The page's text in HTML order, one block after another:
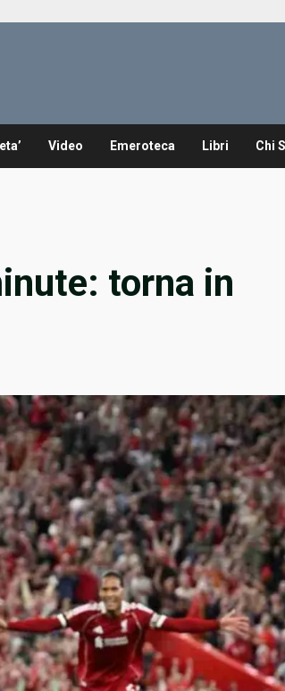
Video Emeroteca Libri Chi
torna in